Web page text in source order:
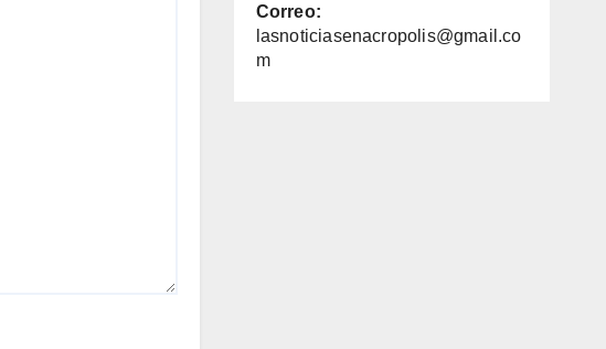
Correo:
lasnoticiasenacropolis@gmail.co
m